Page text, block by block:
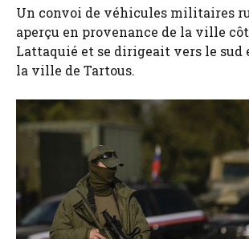
Un convoi de véhicules militaires
aperçu en provenance de la ville
Lattaquié et se dirigeait vers le sud
la ville de Tartous.